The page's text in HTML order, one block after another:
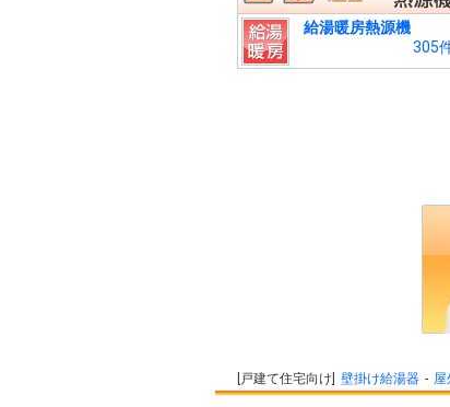
給湯暖房熱源機
305
戸建て住宅向け 壁掛け給湯器 屋